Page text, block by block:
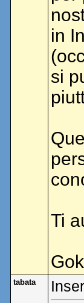
in
si
Ti
tabata